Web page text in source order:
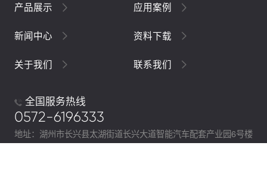
产品展示 应用案例
新闻中心 资料下载
关于我们 联系我们
全国服务热线
0572-6196333
地址：湖州市长兴县太湖街道长兴大道智能汽车配套产业园6号楼